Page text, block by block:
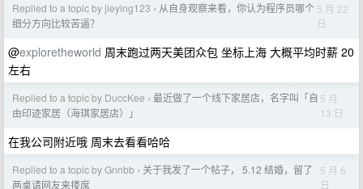
Replied to a topic by jieying123 › 从自身观察来看，你认为程序员哪个
细分方向比较苦逼？
5 月 22
日
@exploretheworld 周末跑过两天美团众包 坐标上海 大概平均时薪 20
左右
Replied to a topic by DuccKee › 最近做了一个线下家居店，名字叫「自
由印迹家居（海琪家居店）」
5 月
13 日
在我公司附近哦 周末去看看哈哈
Replied to a topic by Gnnbb › 关于我发了一个帖子， 5.12 结婚，留了
两桌请网友来搂席
5 月 6
日